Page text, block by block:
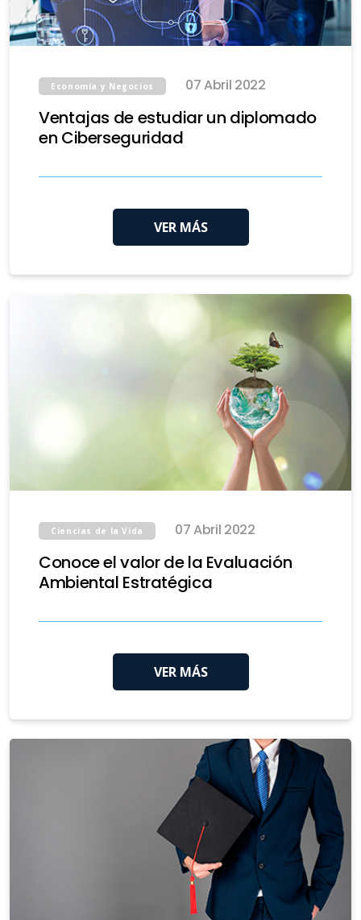
Economía y Negocios 07 Abril 2022
Ventajas de estudiar un diplomado
en Ciberseguridad
VER MÁS
Ciencias de la Vida 07 Abril 2022
Conoce el valor de la Evaluación
Ambiental Estratégica
VER MÁS